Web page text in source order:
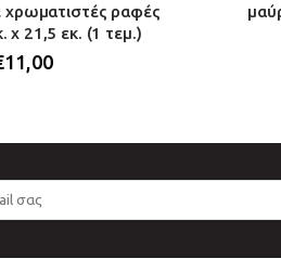
χρωματιστές ραφές
x 21,5 εκ. (1 τεμ.)
11,00